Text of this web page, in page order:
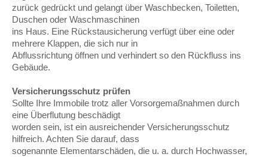
zurück gedrückt und gelangt über Waschbecken, Toiletten,
Duschen oder Waschmaschinen
ins Haus. Eine Rückstausicherung verfügt über eine oder
mehrere Klappen, die sich nur in
Abflussrichtung öffnen und verhindert so den Rückfluss ins
Gebäude.
Versicherungsschutz prüfen
Sollte Ihre Immobile trotz aller Vorsorgemaßnahmen durch
eine Überflutung beschädigt
worden sein, ist ein ausreichender Versicherungsschutz
hilfreich. Achten Sie darauf, dass
sogenannte Elementarschäden, die u. a. durch Hochwasser,